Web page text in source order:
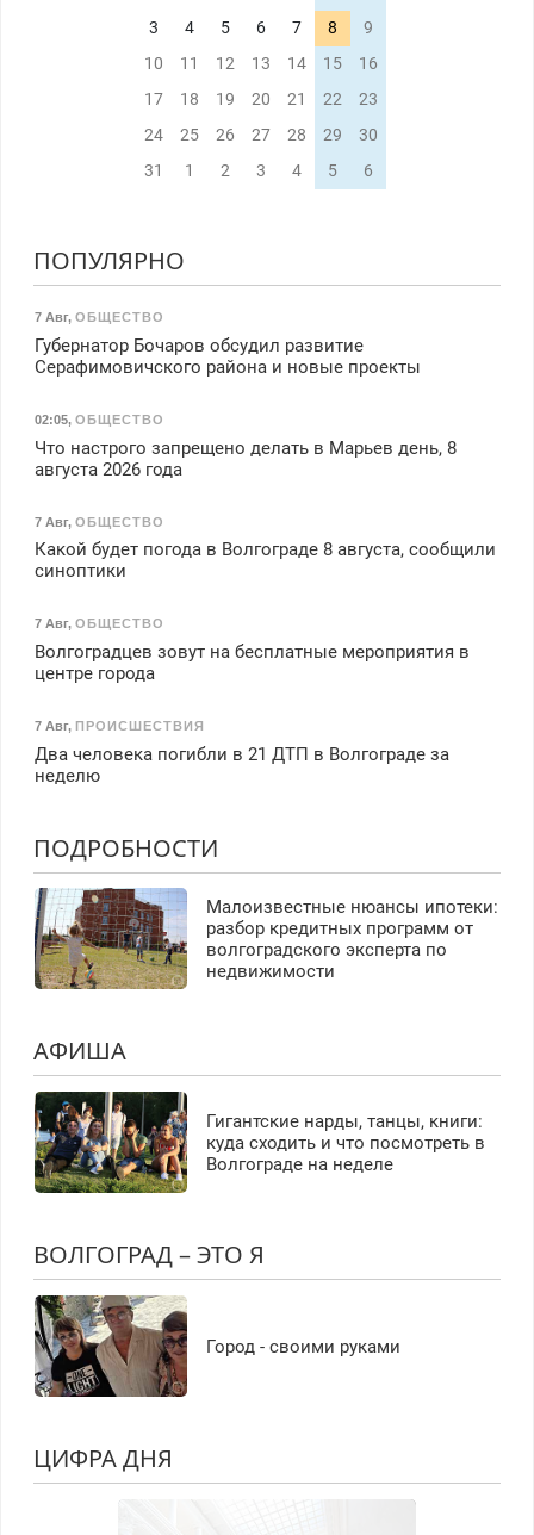
3
4 5 6 7 8
9
10
11 12 13 14 15
16
17
18 19 20 21 22
23
24
25 26 27 28 29
30
31
1 2 3 4 5 6
ПОПУЛЯРНО
7 Авг, ОБЩЕСТВО
Губернатор Бочаров обсудил развитие
Серафимовичского района и новые проекты
02:05, ОБЩЕСТВО
Что настрого запрещено делать в Марьев день, 8
августа 2026 года
7 Авг, ОБЩЕСТВО
Какой будет погода в Волгограде 8 августа, сообщили
синоптики
7 Авг, ОБЩЕСТВО
Волгоградцев зовут на бесплатные мероприятия в
центре города
7 Авг, ПРОИСШЕСТВИЯ
Два человека погибли в 21 ДТП в Волгограде за
неделю
ПОДРОБНОСТИ
Малоизвестные нюансы ипотеки:
разбор кредитных программ от
волгоградского эксперта по
недвижимости
АФИША
Гигантские нарды, танцы, книги:
куда сходить и что посмотреть в
Волгограде на неделе
ВОЛГОГРАД – ЭТО Я
Город - своими руками
ЦИФРА ДНЯ